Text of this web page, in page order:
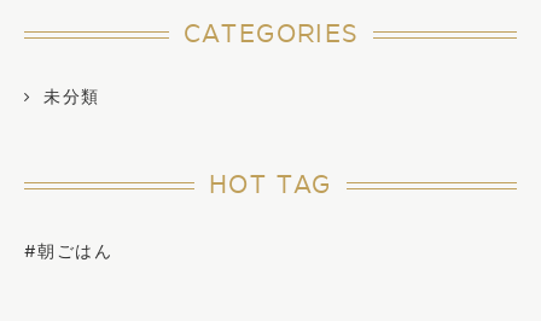
CATEGORIES
未分類
HOT TAG
#朝ごはん